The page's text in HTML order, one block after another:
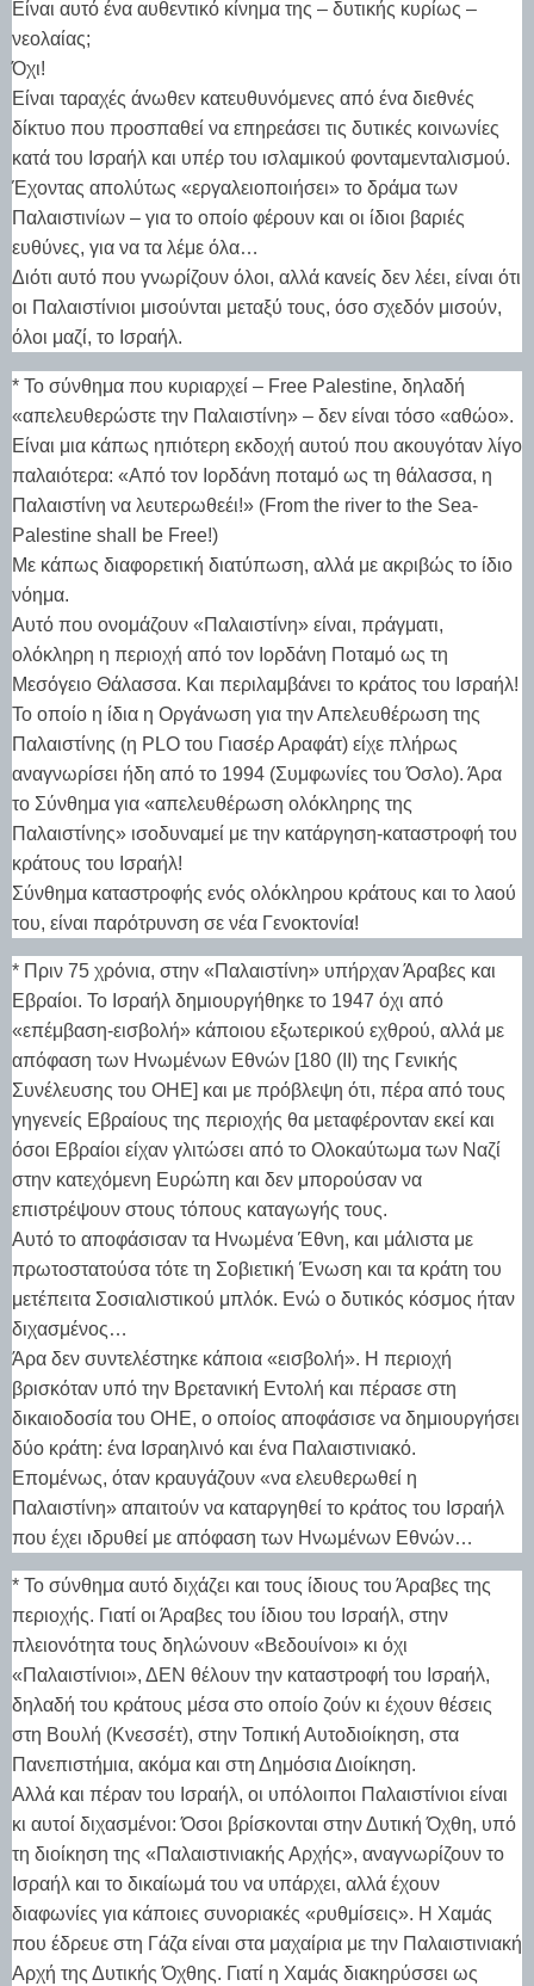
Είναι αυτό ένα αυθεντικό κίνημα της – δυτικής κυρίως –
νεολαίας;
Όχι!
Είναι ταραχές άνωθεν κατευθυνόμενες από ένα διεθνές
δίκτυο που προσπαθεί να επηρεάσει τις δυτικές κοινωνίες
κατά του Ισραήλ και υπέρ του ισλαμικού φονταμενταλισμού.
Έχοντας απολύτως «εργαλειοποιήσει» το δράμα των
Παλαιστινίων – για το οποίο φέρουν και οι ίδιοι βαριές
ευθύνες, για να τα λέμε όλα…
Διότι αυτό που γνωρίζουν όλοι, αλλά κανείς δεν λέει, είναι ότι
οι Παλαιστίνιοι μισούνται μεταξύ τους, όσο σχεδόν μισούν,
όλοι μαζί, το Ισραήλ.
* Το σύνθημα που κυριαρχεί – Free Palestine, δηλαδή
«απελευθερώστε την Παλαιστίνη» – δεν είναι τόσο «αθώο».
Είναι μια κάπως ηπιότερη εκδοχή αυτού που ακουγόταν λίγο
παλαιότερα: «Από τον Ιορδάνη ποταμό ως τη θάλασσα, η
Παλαιστίνη να λευτερωθεέι!» (From the river to the Sea-
Palestine shall be Free!)
Mε κάπως διαφορετική διατύπωση, αλλά με ακριβώς το ίδιο
νόημα.
Αυτό που ονομάζουν «Παλαιστίνη» είναι, πράγματι,
ολόκληρη η περιοχή από τον Ιορδάνη Ποταμό ως τη
Μεσόγειο Θάλασσα. Και περιλαμβάνει το κράτος του Ισραήλ!
Το οποίο η ίδια η Οργάνωση για την Απελευθέρωση της
Παλαιστίνης (η PLO του Γιασέρ Αραφάτ) είχε πλήρως
αναγνωρίσει ήδη από το 1994 (Συμφωνίες του Όσλο). Άρα
το Σύνθημα για «απελευθέρωση ολόκληρης της
Παλαιστίνης» ισοδυναμεί με την κατάργηση-καταστροφή του
κράτους του Ισραήλ!
Σύνθημα καταστροφής ενός ολόκληρου κράτους και το λαού
του, είναι παρότρυνση σε νέα Γενοκτονία!
* Πριν 75 χρόνια, στην «Παλαιστίνη» υπήρχαν Άραβες και
Εβραίοι. Το Ισραήλ δημιουργήθηκε το 1947 όχι από
«επέμβαση-εισβολή» κάποιου εξωτερικού εχθρού, αλλά με
απόφαση των Ηνωμένων Εθνών [180 (ΙΙ) της Γενικής
Συνέλευσης του ΟΗΕ] και με πρόβλεψη ότι, πέρα από τους
γηγενείς Εβραίους της περιοχής θα μεταφέρονταν εκεί και
όσοι Εβραίοι είχαν γλιτώσει από το Ολοκαύτωμα των Ναζί
στην κατεχόμενη Ευρώπη και δεν μπορούσαν να
επιστρέψουν στους τόπους καταγωγής τους.
Αυτό το αποφάσισαν τα Ηνωμένα Έθνη, και μάλιστα με
πρωτοστατούσα τότε τη Σοβιετική Ένωση και τα κράτη του
μετέπειτα Σοσιαλιστικού μπλόκ. Ενώ ο δυτικός κόσμος ήταν
διχασμένος…
Άρα δεν συντελέστηκε κάποια «εισβολή». Η περιοχή
βρισκόταν υπό την Βρετανική Εντολή και πέρασε στη
δικαιοδοσία του ΟΗΕ, ο οποίος αποφάσισε να δημιουργήσει
δύο κράτη: ένα Ισραηλινό και ένα Παλαιστινιακό.
Επομένως, όταν κραυγάζουν «να ελευθερωθεί η
Παλαιστίνη» απαιτούν να καταργηθεί το κράτος του Ισραήλ
που έχει ιδρυθεί με απόφαση των Ηνωμένων Εθνών…
* Το σύνθημα αυτό διχάζει και τους ίδιους του Άραβες της
περιοχής. Γιατί οι Άραβες του ίδιου του Ισραήλ, στην
πλειονότητα τους δηλώνουν «Βεδουίνοι» κι όχι
«Παλαιστίνιοι», ΔΕΝ θέλουν την καταστροφή του Ισραήλ,
δηλαδή του κράτους μέσα στο οποίο ζούν κι έχουν θέσεις
στη Βουλή (Κνεσσέτ), στην Τοπική Αυτοδιοίκηση, στα
Πανεπιστήμια, ακόμα και στη Δημόσια Διοίκηση.
Αλλά και πέραν του Ισραήλ, οι υπόλοιποι Παλαιστίνιοι είναι
κι αυτοί διχασμένοι: Όσοι βρίσκονται στην Δυτική Όχθη, υπό
τη διοίκηση της «Παλαιστινιακής Αρχής», αναγνωρίζουν το
Ισραήλ και το δικαίωμά του να υπάρχει, αλλά έχουν
διαφωνίες για κάποιες συνοριακές «ρυθμίσεις». Η Χαμάς
που έδρευε στη Γάζα είναι στα μαχαίρια με την Παλαιστινιακή
Αρχή της Δυτικής Όχθης. Γιατί η Χαμάς διακηρύσσει ως